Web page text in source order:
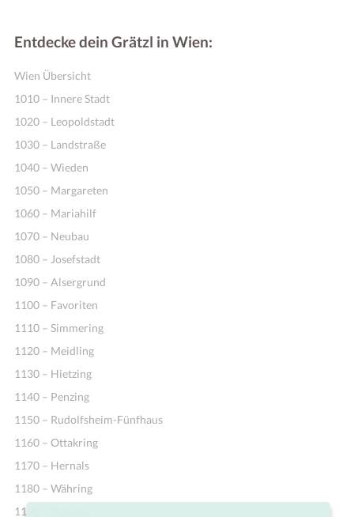
Entdecke dein Grätzl in Wien:
Wien Übersicht
1010 – Innere Stadt
1020 – Leopoldstadt
1030 – Landstraße
1040 – Wieden
1050 – Margareten
1060 – Mariahilf
1070 – Neubau
1080 – Josefstadt
1090 – Alsergrund
1100 – Favoriten
1110 – Simmering
1120 – Meidling
1130 – Hietzing
1140 – Penzing
1150 – Rudolfsheim-Fünfhaus
1160 – Ottakring
1170 – Hernals
1180 – Währing
1190 – Döbling